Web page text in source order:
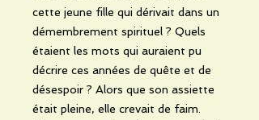
cette jeune fille qui dérivait dans un
démembrement spirituel ? Quels
étaient les mots qui auraient pu
décrire ces années de quête et de
désespoir ? Alors que son assiette
était pleine, elle crevait de faim.